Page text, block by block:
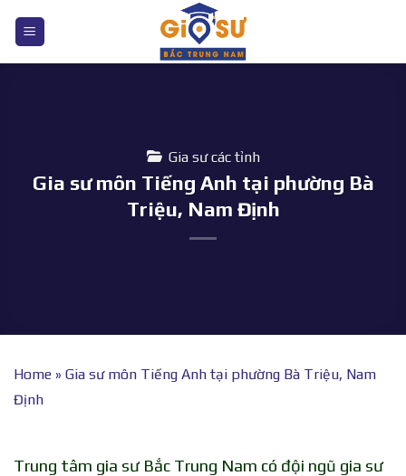
nội
Gia sư các tỉnh
Gia sư môn Tiếng Anh tại phường Bà
Triệu, Nam Định
Home » Gia sư môn Tiếng Anh tại phường Bà Triệu, Nam
Định
Trung tâm gia sư Bắc Trung Nam có đội ngũ gia sư